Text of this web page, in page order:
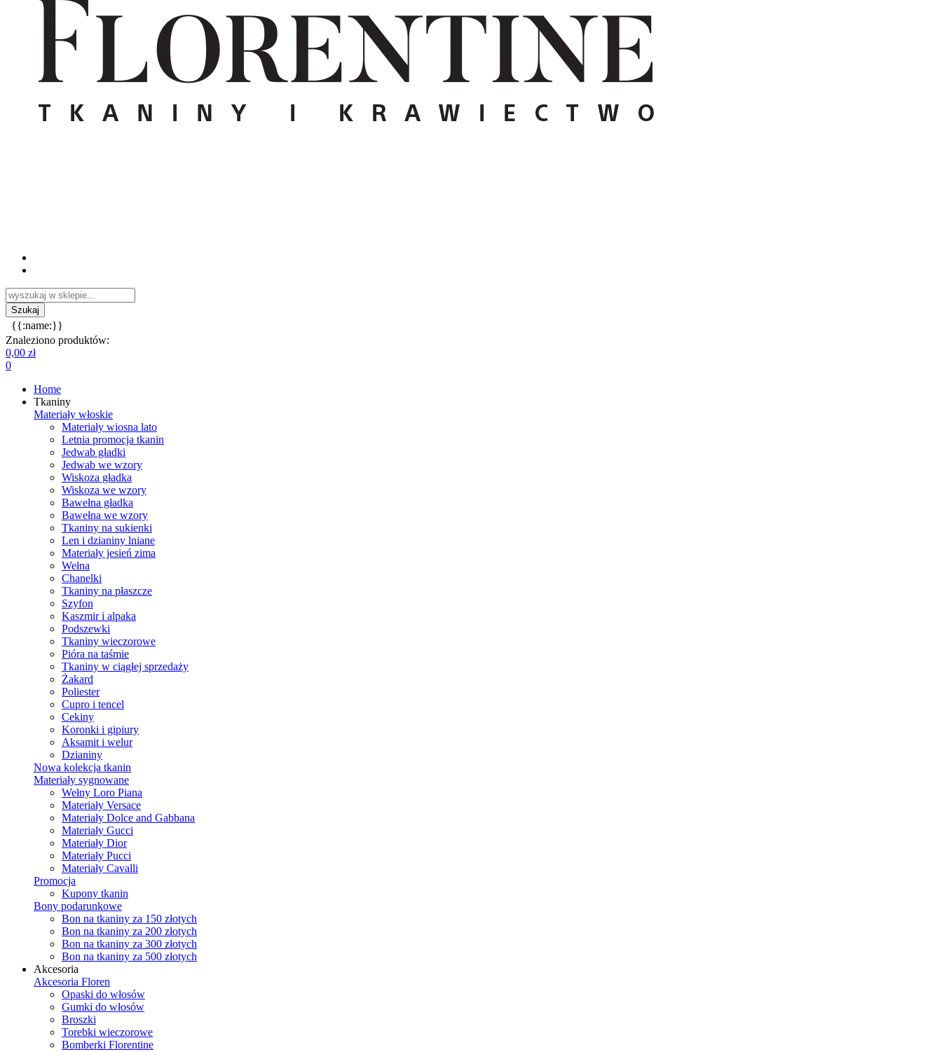
{{:name:}}
Znaleziono produktów:
0,00 zł
0
Home
Tkaniny
Materiały włoskie
Materiały wiosna lato
Letnia promocja tkanin
Jedwab gładki
Jedwab we wzory
Wiskoza gładka
Wiskoza we wzory
Bawełna gładka
Bawełna we wzory
Tkaniny na sukienki
Len i dzianiny lniane
Materiały jesień zima
Wełna
Chanelki
Tkaniny na płaszcze
Szyfon
Kaszmir i alpaka
Podszewki
Tkaniny wieczorowe
Pióra na taśmie
Tkaniny w ciągłej sprzedaży
Żakard
Poliester
Cupro i tencel
Cekiny
Koronki i gipiury
Aksamit i welur
Dzianiny
Nowa kolekcja tkanin
Materiały sygnowane
Wełny Loro Piana
Materiały Versace
Materiały Dolce and Gabbana
Materiały Gucci
Materiały Dior
Materiały Pucci
Materiały Cavalli
Promocja
Kupony tkanin
Bony podarunkowe
Bon na tkaniny za 150 złotych
Bon na tkaniny za 200 złotych
Bon na tkaniny za 300 złotych
Bon na tkaniny za 500 złotych
Akcesoria
Akcesoria Floren
Opaski do włosów
Gumki do włosów
Broszki
Torebki wieczorowe
Bomberki Florentine